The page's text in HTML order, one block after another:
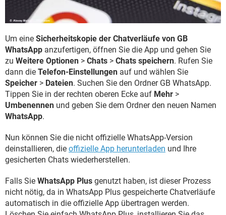
Um eine Sicherheitskopie der Chatverläufe von GB
WhatsApp anzufertigen, öffnen Sie die App und gehen Sie
zu Weitere Optionen > Chats > Chats speichern. Rufen Sie
dann die Telefon-Einstellungen auf und wählen Sie
Speicher > Dateien. Suchen Sie den Ordner GB WhatsApp.
Tippen Sie in der rechten oberen Ecke auf Mehr >
Umbenennen und geben Sie dem Ordner den neuen Namen
WhatsApp.
Nun können Sie die nicht offizielle WhatsApp-Version
deinstallieren, die offizielle App herunterladen und Ihre
gesicherten Chats wiederherstellen.
Falls Sie WhatsApp Plus genutzt haben, ist dieser Prozess
nicht nötig, da in WhatsApp Plus gespeicherte Chatverläufe
automatisch in die offizielle App übertragen werden.